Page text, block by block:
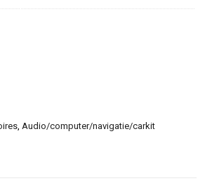
,Audio/computer/navigatie/carkit